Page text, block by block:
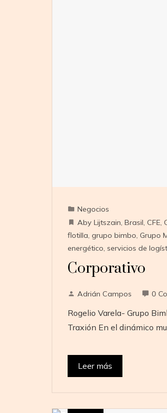
Negocios
Aby Lijtszain, Brasil, CFE,
flotilla, grupo bimbo, Grupo
energético, servicios de
Corporativo
Adrián Campos 0
Rogelio Varela- Grupo
Traxión En el dinámico
Leer más